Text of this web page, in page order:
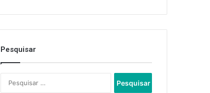
Pesquisar
por: